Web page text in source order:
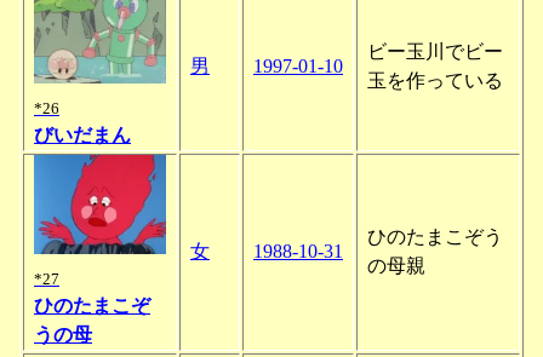
*26
びいだまん
男 1997-01-10
ビー玉川でビー
玉を作っている
*27
ひのたまこぞ
うの母
女 1988-10-31
ひのたまこぞう
の母親